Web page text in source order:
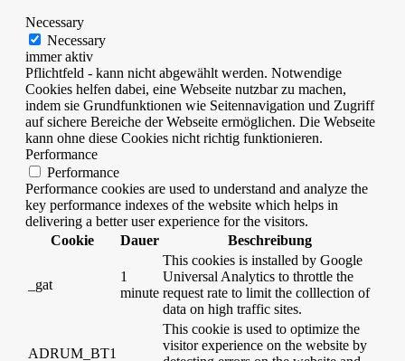
Necessary
Necessary
immer aktiv
Pflichtfeld - kann nicht abgewählt werden. Notwendige
Cookies helfen dabei, eine Webseite nutzbar zu machen,
indem sie Grundfunktionen wie Seitennavigation und Zugriff
auf sichere Bereiche der Webseite ermöglichen. Die Webseite
kann ohne diese Cookies nicht richtig funktionieren.
Performance
Performance
Performance cookies are used to understand and analyze the
key performance indexes of the website which helps in
delivering a better user experience for the visitors.
Cookie
Dauer Beschreibung
_gat
1
minute
This cookies is installed by Google
Universal Analytics to throttle the
request rate to limit the colllection of
data on high traffic sites.
ADRUM_BT1
This cookie is used to optimize the
visitor experience on the website by